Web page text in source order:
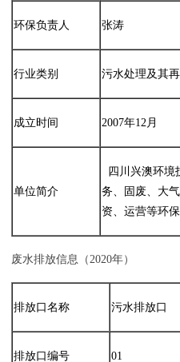
环保负责人 张涛
行业类别 污水处理及其
成立时间 2007年12月
单位简介
四川兴澳环境
务、固废、大
资、运营等环
废水排放信息（2020年）
排放口名称 污水排放口
排放口编号 01